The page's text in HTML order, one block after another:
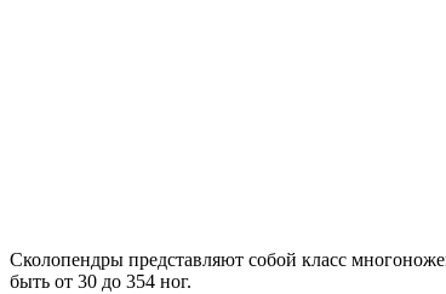
Сколопендры представляют собой класс
быть от 30 до 354 ног.